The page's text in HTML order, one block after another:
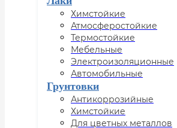
Химстойкие
Атмосферостойкие
Термостойкие
Мебельные
Электроизоляционные
Автомобильные
Грунтовки
Антикоррозийные
Химстойкие
Для цветных металлов